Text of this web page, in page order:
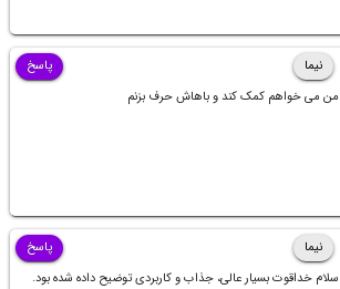
نیما
من می خواهم کمک کند و باهاش حرف بزنم
پاسخ
نیما
سلام خداقوت بسیار عالی، جذاب و کاربردی توضیح داده شده بود.
پاسخ